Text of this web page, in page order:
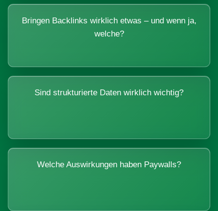
Bringen Backlinks wirklich etwas – und wenn ja,
welche?
Sind strukturierte Daten wirklich wichtig?
Welche Auswirkungen haben Paywalls?